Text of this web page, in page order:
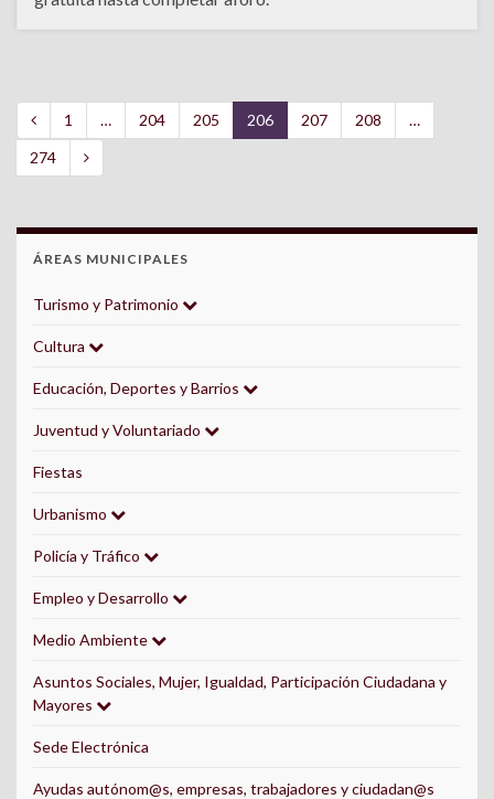
1 … 204 205 206 207 208
…
274
ÁREAS MUNICIPALES
Turismo y Patrimonio
Cultura
Educación, Deportes y Barrios
Juventud y Voluntariado
Fiestas
Urbanismo
Policía y Tráfico
Empleo y Desarrollo
Medio Ambiente
Asuntos Sociales, Mujer, Igualdad, Participación Ciudadana y
Mayores
Sede Electrónica
Ayudas autónom@s, empresas, trabajadores y ciudadan@s